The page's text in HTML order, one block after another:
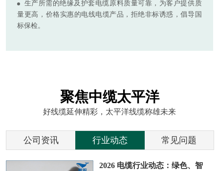
生产所需的绝缘及护套电缆原料质量可靠，为客户提供质
量更高，价格实惠的电线电缆产品，拒绝非标诱惑，倡导国
标保检。
聚焦中缆太平洋
好线缆延伸精彩，太平洋线缆称雄未来
公司资讯 行业动态 常见问题
2026 电缆行业动态：绿色、智